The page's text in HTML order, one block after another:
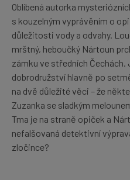
Oblíbená autorka
s kouzelným vyprávěním o
důležitosti vody a odvahy.
mrštný, heboučký Nártoun
zámku ve středních
dobrodružství hlavně po
na dvě důležité věci – že
Zuzanka se sladkým
Tma je na straně opiček a
nefalšovaná detektivní
zločince?